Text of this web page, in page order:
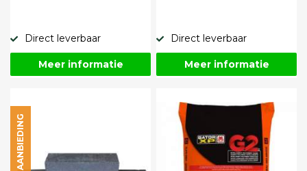
Direct leverbaar
Meer informatie
Direct leverbaar
Meer informatie
AANBIEDING